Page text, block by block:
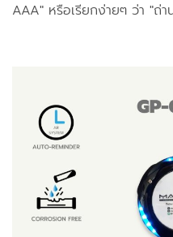
AAA" หรือเรียกง่ายๆ ว่า "ถ่า